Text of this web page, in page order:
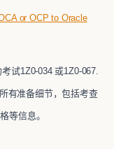
or OCP to Oracle
试1Z0-034 或1Z0-067.
有准备细节，包括考查
等信息。